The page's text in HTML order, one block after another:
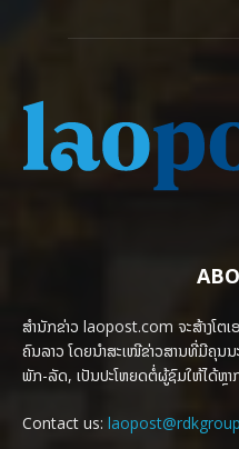
ສຳນັກຂ່າວ laopost.com ຈະສ້າງໂຕ
ຄົນລາວ ໂດຍນຳສະເໜີຂ່າວສານທີ່ມີຄຸນນ
ພັກ-ລັດ, ເປັນປະໂຫຍດຕໍ່ຜູ້ຊົມໃຫ້ໄດ້ຫຼ
Contact us: